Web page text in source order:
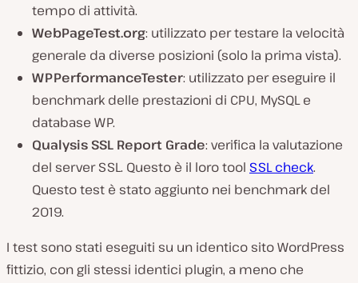
tempo di attività.
WebPageTest.org: utilizzato per testare la velocità
generale da diverse posizioni (solo la prima vista).
WPPerformanceTester: utilizzato per eseguire il
benchmark delle prestazioni di CPU, MySQL e
database WP.
Qualysis SSL Report Grade: verifica la valutazione
del server SSL. Questo è il loro tool SSL check.
Questo test è stato aggiunto nei benchmark del
2019.
I test sono stati eseguiti su un identico sito WordPress
fittizio, con gli stessi identici plugin, a meno che